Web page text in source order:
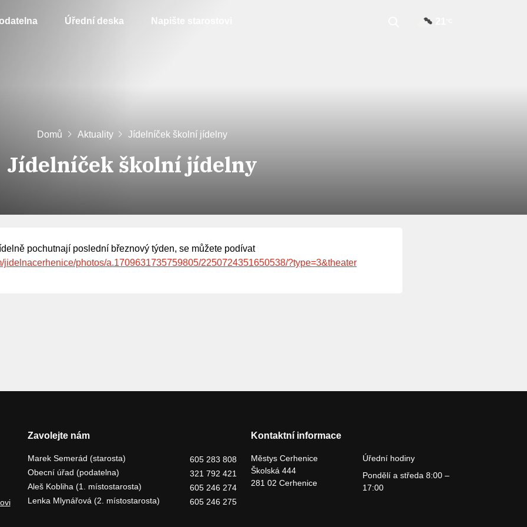
Úřední deska Napište starostovi
Domů Aktuality Jídelníček školní jídelny
Jídelníček školní jídelny
pochutnají poslední březnový týden, se můžete podívat
jidelnacerhenice/photos/a.1709631735759805/2250724351650538/?type=3&theater
Zavolejte nám
Marek Semerád (starosta)
605 283 808
Obecní úřad (podatelna)
321 792 421
Aleš Kobliha (1. místostarosta)
605 246 274
Lenka Mlynářová (2. místostarosta)
605 246 275
Kontaktní informace
Městys Cerhenice
Školská 444
281 02 Cerhenice
Úřední hodiny
Pondělí a středa 8:00 –
17:00